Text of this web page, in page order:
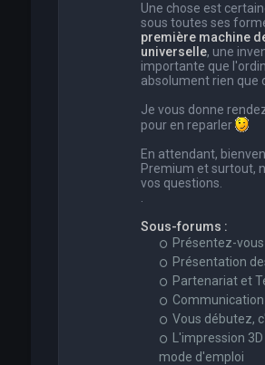
Une chose est
sous toutes ses
première machine
universelle, une
importante que
absolument rien que
Je vous donne
pour en reparler
En attendant,
Premium et surtout,
vos questions.
Sous-forums :
Présentez-vous
Présentation
Partenariat et
Communication
Vous débutez,
L'impression
mode d'emploi